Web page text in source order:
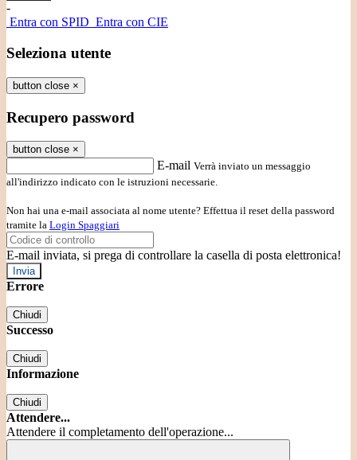
-
Entra con SPID Entra con CIE
Seleziona utente
button close ×
Recupero password
button close ×
E-mail Verrà inviato un messaggio
all'indirizzo indicato con le istruzioni necessarie.
Non hai una e-mail associata al nome utente? Effettua il reset della password
tramite la Login Spaggiari
E-mail inviata, si prega di controllare la casella di posta elettronica!
Errore
Chiudi
Successo
Chiudi
Informazione
Chiudi
Attendere...
Attendere il completamento dell'operazione...